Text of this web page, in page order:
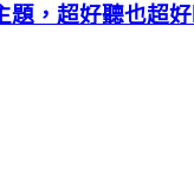
題，超好聽也超好